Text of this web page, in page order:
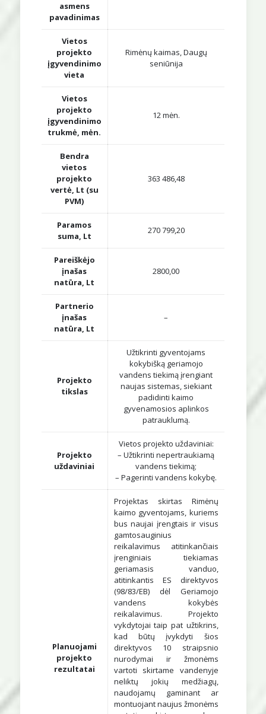
asmens
pavadinimas
Vietos
projekto
įgyvendinimo
vieta
Rimėnų kaimas, Daugų
seniūnija
Vietos
projekto
įgyvendinimo
trukmė, mėn.
12 mėn.
Bendra
vietos
projekto
vertė, Lt (su
PVM)
363 486,48
Paramos
suma, Lt
270 799,20
Pareiškėjo
įnašas
natūra, Lt
2800,00
Partnerio
įnašas
natūra, Lt
–
Projekto
tikslas
Užtikrinti gyventojams
kokybišką geriamojo
vandens tiekimą įrengiant
naujas sistemas, siekiant
padidinti kaimo
gyvenamosios aplinkos
patrauklumą.
Projekto
uždaviniai
Vietos projekto uždaviniai:
– Užtikrinti nepertraukiamą
vandens tiekimą;
– Pagerinti vandens kokybę.
Planuojami
projekto
rezultatai
Projektas skirtas Rimėnų
kaimo gyventojams, kuriems
bus naujai įrengtais ir visus
gamtosauginius
reikalavimus atitinkančiais
įrenginiais tiekiamas
geriamasis vanduo,
atitinkantis ES direktyvos
(98/83/EB) dėl Geriamojo
vandens kokybės
reikalavimus. Projekto
vykdytojai taip pat užtikrins,
kad būtų įvykdyti šios
direktyvos 10 straipsnio
nurodymai ir žmonėms
vartoti skirtame vandenyje
neliktų jokių medžiagų,
naudojamų gaminant ar
montuojant naujus žmonėms